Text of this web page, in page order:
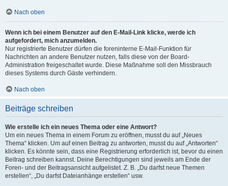
Nach oben
Wenn ich bei einem Benutzer auf den E-Mail-Link klicke, werde ich
aufgefordert, mich anzumelden.
Nur registrierte Benutzer dürfen die foreninterne E-Mail-Funktion für
Nachrichten an andere Benutzer nutzen, falls diese von der Board-
Administration freigeschaltet wurde. Diese Maßnahme soll den Missbrauch
dieses Systems durch Gäste verhindern.
Nach oben
Beiträge schreiben
Wie erstelle ich ein neues Thema oder eine Antwort?
Um ein neues Thema in einem Forum zu eröffnen, musst du auf „Neues
Thema“ klicken. Um auf einen Beitrag zu antworten, musst du auf „Antworten“
klicken. Es könnte sein, dass eine Registrierung erforderlich ist, bevor du einen
Beitrag schreiben kannst. Deine Berechtigungen sind jeweils am Ende der
Foren- und der Beitragsansicht aufgelistet. Z. B. „Du darfst neue Themen
erstellen“, „Du darfst Dateianhänge erstellen“ usw.